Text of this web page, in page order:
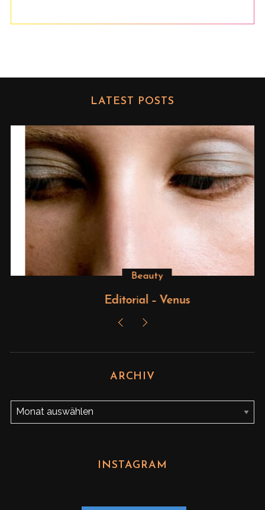
LATEST POSTS
Beauty
Editorial – Venus
ARCHIV
A
r
INSTAGRAM